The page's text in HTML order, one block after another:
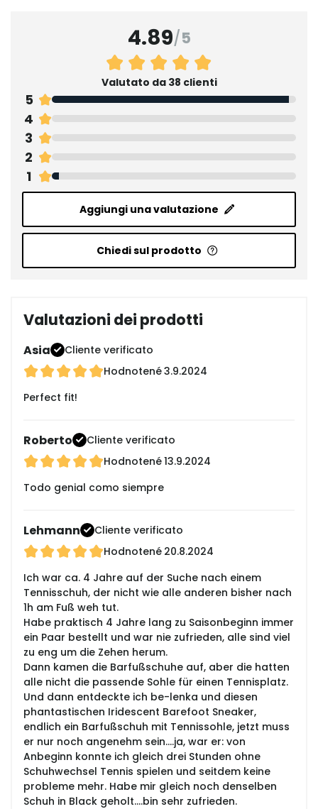
4.89/5
Valutato da 38 clienti
5
4
3
2
1
Aggiungi una valutazione
Chiedi sul prodotto
Valutazioni dei prodotti
Asia
Cliente verificato
Hodnotené3.9.2024
Perfect fit!
Roberto
Cliente verificato
Hodnotené13.9.2024
Todo genial como siempre
Lehmann
Cliente verificato
Hodnotené 20.8.2024
Ich war ca. 4 Jahre auf der Suche nach einem
Tennisschuh, der nicht wie alle anderen bisher nach
1h am Fuß weh tut.
Habe praktisch 4 Jahre lang zu Saisonbeginn immer
ein Paar bestellt und war nie zufrieden, alle sind viel
zu eng um die Zehen herum.
Dann kamen die Barfußschuhe auf, aber die hatten
alle nicht die passende Sohle für einen Tennisplatz.
Und dann entdeckte ich be-lenka und diesen
phantastischen Iridescent Barefoot Sneaker,
endlich ein Barfußschuh mit Tennissohle, jetzt muss
er nur noch angenehm sein....ja, war er: von
Anbeginn konnte ich gleich drei Stunden ohne
Schuhwechsel Tennis spielen und seitdem keine
probleme mehr. Habe mir gleich noch denselben
Schuh in Black geholt....bin sehr zufrieden.